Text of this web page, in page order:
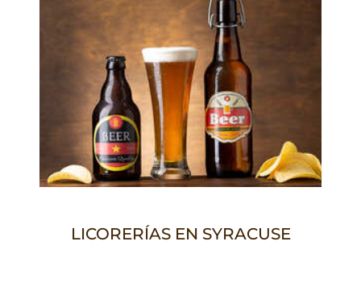
LICORERÍAS EN SYRACUSE